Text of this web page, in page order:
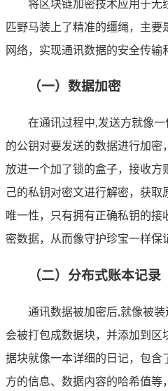
将区块链加密技术应用于无
匹野马装上了精准的缰绳，主
网络，实现通讯数据的安全传输
（一）数据加密
在通讯过程中,发送方就像
的公钥对要发送的数据进行加
放进一个加了锁的盒子，接收方
己的私钥对密文进行解密，获
唯一性，只有拥有正确私钥的接
密数据，从而像守护珍宝一样保
（二）分布式账本记录
通讯数据被加密后,就像被装
会被打包成数据块，并添加到
据块就像一本详细的日记，包含
方的信息、数据内容的哈希值等